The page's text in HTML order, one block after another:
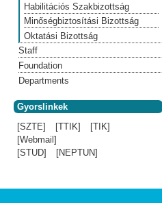
Habilitációs Szakbizottság
Minőségbiztosítási Bizottság
Oktatási Bizottság
Staff
Foundation
Departments
Gyorslinkek
[SZTE]
[TTIK]
[TIK]
[Webmail]
[STUD]
[NEPTUN]